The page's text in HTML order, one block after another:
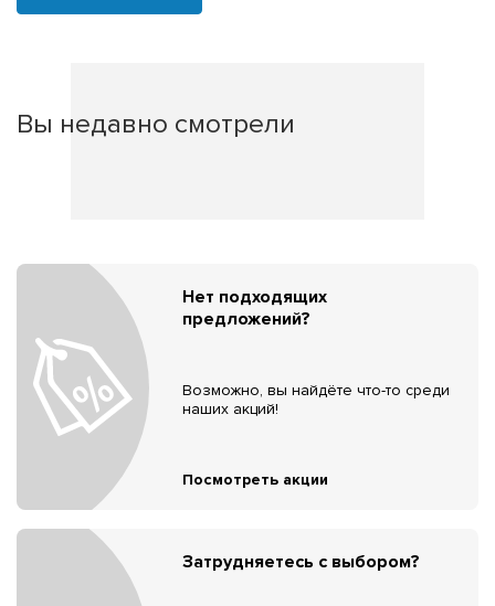
Вы недавно смотрели
Нет подходящих
предложений?
Возможно, вы найдёте что-то среди
наших акций!
Посмотреть акции
Затрудняетесь с выбором?